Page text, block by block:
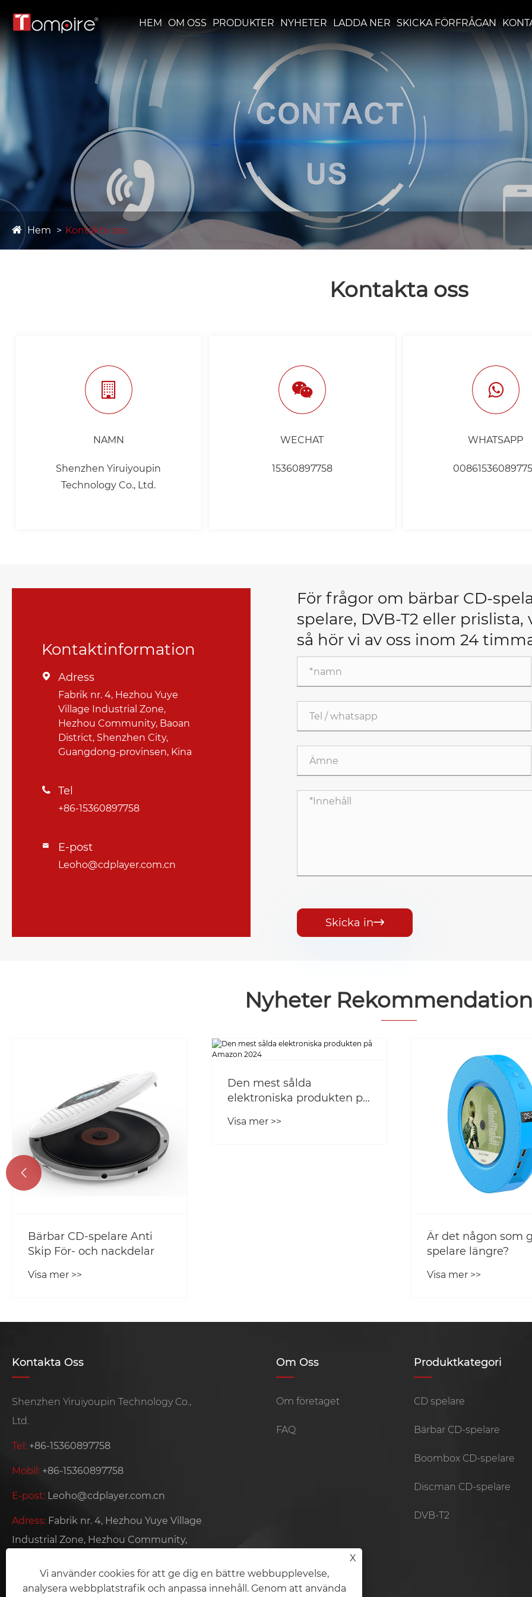
HEM OM OSS PRODUKTER NYHETER LADDA NER SKICKA FÖRFRÅGAN
Hem Kontakta oss
Kontakta oss
NAMN
Shenzhen Yiruiyoupin
Technology Co., Ltd.
WECHAT
15360897758
WHATSAPP
Kontaktinformation
 Adress
Fabrik nr. 4, Hezhou Yuye
Village Industrial Zone,
Hezhou Community, Baoan
District, Shenzhen City,
Guangdong-provinsen, Kina
 Tel
+86-15360897758
 E-post
Leoho@cdplayer.com.cn
För frågor om bärbar CD-
spelare, DVB-T2 eller
så hör vi av oss inom 24
Skicka in
Nyheter
Bärbar CD-spelare Anti
Skip För- och nackdelar
Visa mer >>
Den mest sålda
elektroniska produkten på
Visa mer >>
Är det någon som
spelare längre?
Visa mer >>

Kontakta Oss
Shenzhen Yiruiyoupin Technology Co.,
Ltd.
Tel: +86-15360897758
Mobil: +86-15360897758
E-post: Leoho@cdplayer.com.cn
Adress: Fabrik nr. 4, Hezhou Yuye Village
Industrial Zone, Hezhou Community,
Guangdong-provinsen, Kina
Om Oss
Om företaget
FAQ
Produktkategori
CD spelare
Bärbar CD-spelare
Boombox CD-spelare
Discman CD-spelare
DVB-T2
X
Vi använder cookies för att ge dig en bättre webbupplevelse,
analysera webbplatstrafik och anpassa innehåll. Genom att använda